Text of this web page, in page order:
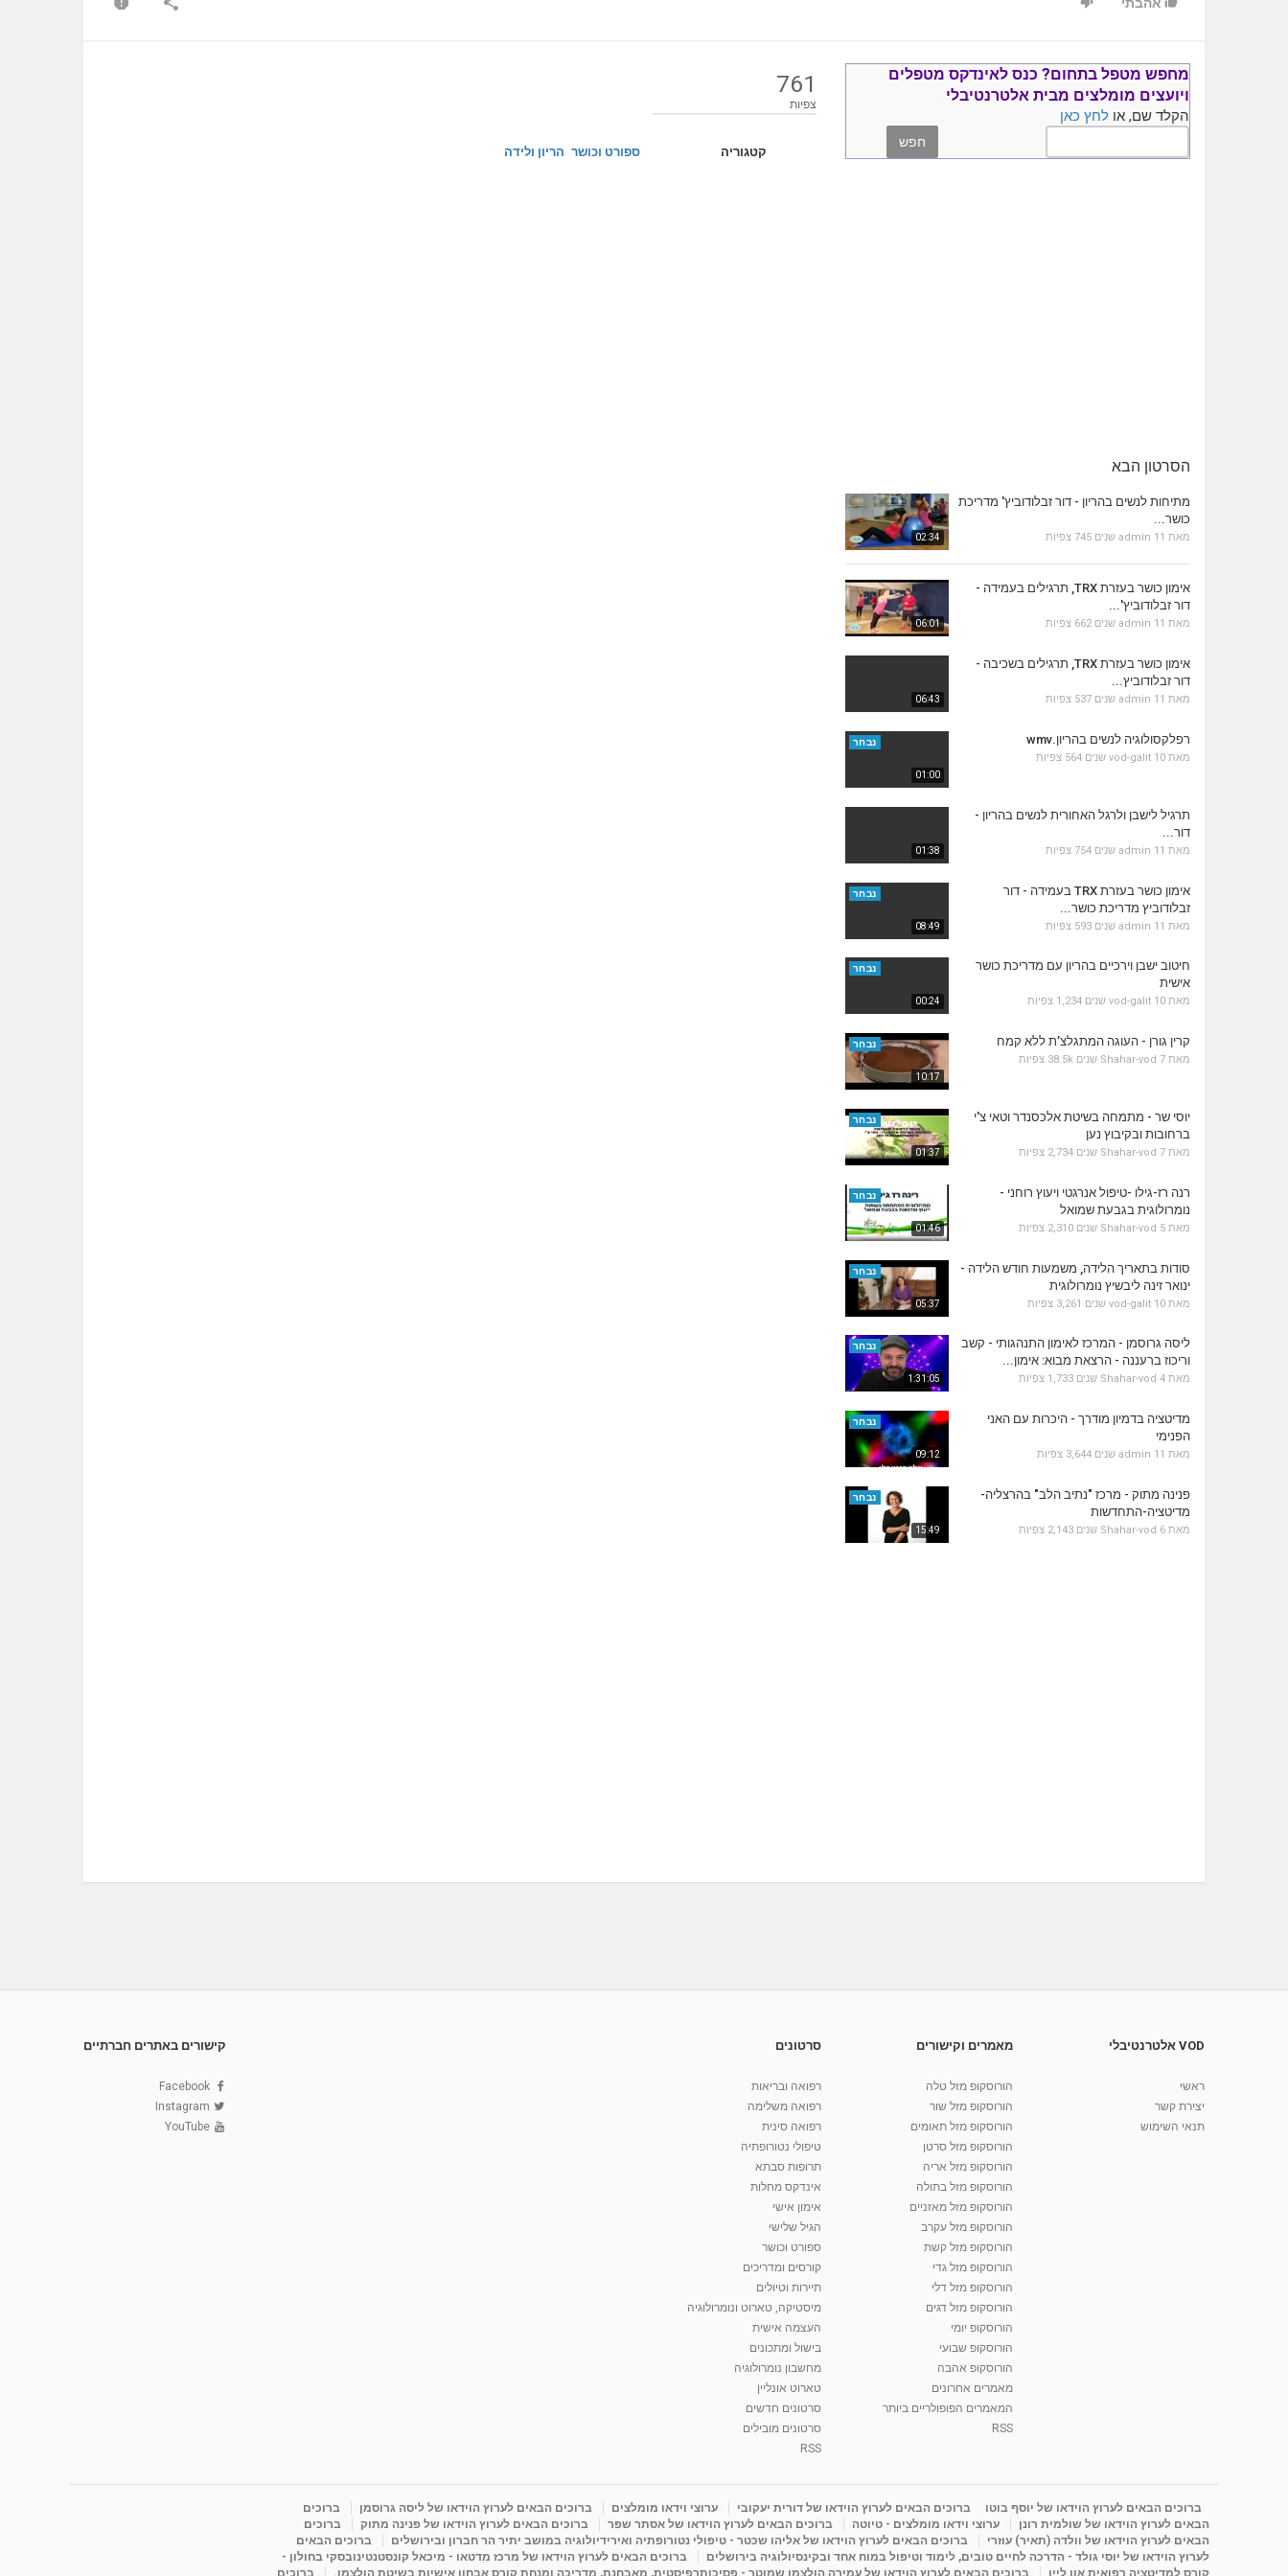
אהבתי
761
צפיות
קטגוריה ספורט וכושר הריון ולידה
מחפש מטפל בתחום? כנס לאינדקס מטפלים
ויועצים מומלצים מבית אלטרנטיבלי
הקלד שם, או לחץ כאן
הסרטון הבא
02:34
מתיחות לנשים בהריון - דור זבלודוביץ' מדריכת
כושר...
מאת admin 11 שנים 745 צפיות
06:01
אימון כושר בעזרת TRX, תרגילים בעמידה -
דור זבלודוביץ'...
מאת admin 11 שנים 662 צפיות
06:43
אימון כושר בעזרת TRX, תרגילים בשכיבה -
דור זבלודוביץ...
מאת admin 11 שנים 537 צפיות
01:00
נבחר רפלקסולוגיה לנשים בהריון.wmv
מאת vod-galit 10 שנים 564 צפיות
01:38
תרגיל לישבן ולרגל האחורית לנשים בהריון -
דור...
מאת admin 11 שנים 754 צפיות
08:49
נבחר
אימון כושר בעזרת TRX בעמידה - דור
זבלודוביץ מדריכת כושר...
מאת admin 11 שנים 593 צפיות
00:24
נבחר
חיטוב ישבן וירכיים בהריון עם מדריכת כושר
אישית
מאת vod-galit 10 שנים 1,234 צפיות
10:17
נבחר קרין גורן - העוגה המתגלצ’ת ללא קמח
מאת Shahar-vod 7 שנים 38.5k צפיות
01:37
נבחר
יוסי שר - מתמחה בשיטת אלכסנדר וטאי צ'י
ברחובות ובקיבוץ נען
מאת Shahar-vod 7 שנים 2,734 צפיות
01:46
נבחר
רנה רז-גילו -טיפול אנרגטי ויעוץ רוחני -
נומרולוגית בגבעת שמואל
מאת Shahar-vod 5 שנים 2,310 צפיות
05:37
נבחר
סודות בתאריך הלידה, משמעות חודש הלידה -
ינואר זינה ליבשיץ נומרולוגית
מאת vod-galit 10 שנים 3,261 צפיות
1:31:05
נבחר
ליסה גרוסמן - המרכז לאימון התנהגותי - קשב
וריכוז ברעננה - הרצאת מבוא: אימון...
מאת Shahar-vod 4 שנים 1,733 צפיות
09:12
נבחר
מדיטציה בדמיון מודרך - היכרות עם האני
הפנימי
מאת admin 11 שנים 3,644 צפיות
15:49
נבחר
פנינה מתוק - מרכז "נתיב הלב" בהרצליה-
מדיטציה-התחדשות
מאת Shahar-vod 6 שנים 2,143 צפיות
VOD אלטרנטיבלי
ראשי
יצירת קשר
תנאי השימוש
מאמרים וקישורים
הורוסקופ מזל טלה
הורוסקופ מזל שור
הורוסקופ מזל תאומים
הורוסקופ מזל סרטן
הורוסקופ מזל אריה
הורוסקופ מזל בתולה
הורוסקופ מזל מאזניים
הורוסקופ מזל עקרב
הורוסקופ מזל קשת
הורוסקופ מזל גדי
הורוסקופ מזל דלי
הורוסקופ מזל דגים
הורוסקופ יומי
הורוסקופ שבועי
הורוסקופ אהבה
מאמרים אחרונים
המאמרים הפופולריים ביותר
RSS
סרטונים
רפואה ובריאות
רפואה משלימה
רפואה סינית
טיפולי נטורופתיה
תרופות סבתא
אינדקס מחלות
אימון אישי
הגיל שלישי
ספורט וכושר
קורסים ומדריכים
תיירות וטיולים
מיסטיקה, טארוט ונומרולוגיה
העצמה אישית
בישול ומתכונים
מחשבון נומרולוגיה
טארוט אונליין
סרטונים חדשים
סרטונים מובילים
RSS
קישורים באתרים חברתיים
Facebook
Instagram
YouTube
ברוכים הבאים לערוץ הוידאו של יוסף בוטו ברוכים הבאים לערוץ הוידאו של דורית יעקובי ערוצי וידאו מומלצים ברוכים הבאים לערוץ הוידאו של ליסה גרוסמן
ברוכים
הבאים לערוץ הוידאו של שולמית רונן
ערוצי וידאו מומלצים - טיוטה ברוכים הבאים לערוץ הוידאו של אסתר שפר ברוכים הבאים לערוץ הוידאו של פנינה מתוק
ברוכים
הבאים לערוץ הוידאו של וולדה (תאיר) עוזרי
ברוכים הבאים לערוץ הוידאו של אליהו שכטר - טיפולי נטורופתיה ואירידיולוגיה במושב יתיר הר חברון ובירושלים
ברוכים הבאים
לערוץ הוידאו של יוסי גולד - הדרכה לחיים טובים, לימוד וטיפול במוח אחד ובקינסיולוגיה בירושלים
ברוכים הבאים לערוץ הוידאו של מרכז מדטאו - מיכאל קונסטנטינובסקי בחולון -
קורס למדיטציה רפואית און ליין
ברוכים הבאים לערוץ הוידאו של עמירה הולצמן שמוטר - פסיכותרפיסטית, מאבחנת, מדריכה ומנחת קורס אבחון אישיות בשיטת הולצמן. ברוכים